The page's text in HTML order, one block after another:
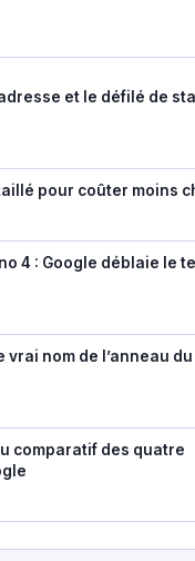
et le défilé de
pour coûter moins
4 : Google déblaie le
vrai nom de l’anneau
comparatif des quatre